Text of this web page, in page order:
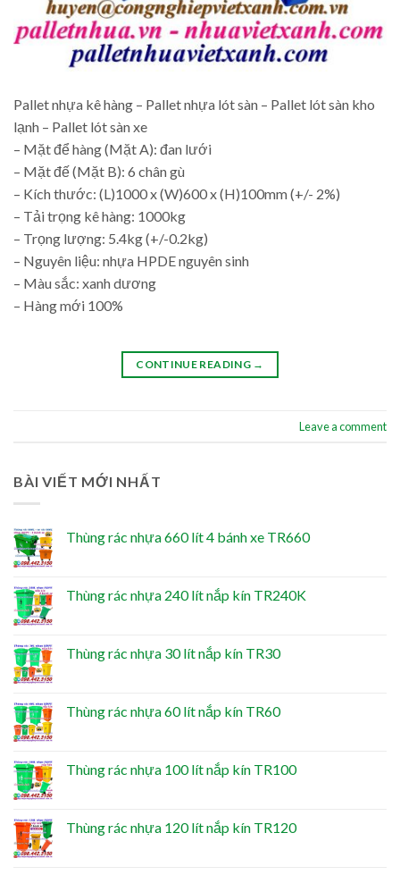
Pallet nhựa kê hàng – Pallet nhựa lót sàn – Pallet lót sàn kho
lạnh – Pallet lót sàn xe
– Mặt để hàng (Mặt A): đan lưới
– Mặt đế (Mặt B): 6 chân gù
– Kích thước: (L)1000 x (W)600 x (H)100mm (+/- 2%)
– Tải trọng kê hàng: 1000kg
– Trọng lượng: 5.4kg (+/-0.2kg)
– Nguyên liệu: nhựa HPDE nguyên sinh
– Màu sắc: xanh dương
– Hàng mới 100%
CONTINUE READING →
Leave a comment
BÀI VIẾT MỚI NHẤT
Thùng rác nhựa 660 lít 4 bánh xe TR660
Thùng rác nhựa 240 lít nắp kín TR240K
Thùng rác nhựa 30 lít nắp kín TR30
Thùng rác nhựa 60 lít nắp kín TR60
Thùng rác nhựa 100 lít nắp kín TR100
Thùng rác nhựa 120 lít nắp kín TR120